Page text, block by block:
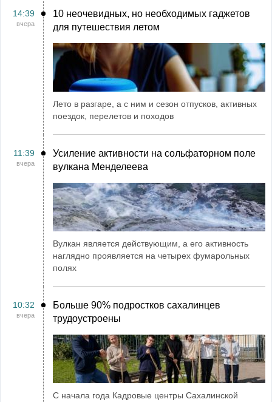
14:39
вчера
10 неочевидных, но необходимых гаджетов
для путешествия летом
Лето в разгаре, а с ним и сезон отпусков, активных
поездок, перелетов и походов
11:39
вчера
Усиление активности на сольфаторном поле
вулкана Менделеева
Вулкан является действующим, а его активность
наглядно проявляется на четырех фумарольных
полях
10:32
вчера
Больше 90% подростков сахалинцев
трудоустроены
С начала года Кадровые центры Сахалинской